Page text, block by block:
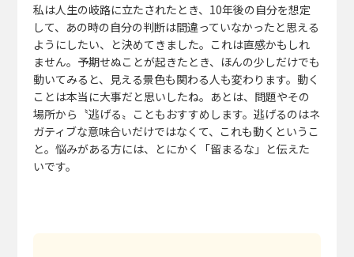
私は人生の岐路に立たされたとき、10年後の自分を想定
して、あの時の自分の判断は間違っていなかったと思える
ようにしたい、と決めてきました。これは直感かもしれ
ません。予期せぬことが起きたとき、ほんの少しだけでも
動いてみると、見える景色も関わる人も変わります。動く
ことは本当に大事だと思いしたね。あとは、問題やその
場所から〝逃げる〟こともおすすめします。逃げるのはネ
ガティブな意味合いだけではなくて、これも動くというこ
と。悩みがある方には、とにかく「留まるな」と伝えた
いです。